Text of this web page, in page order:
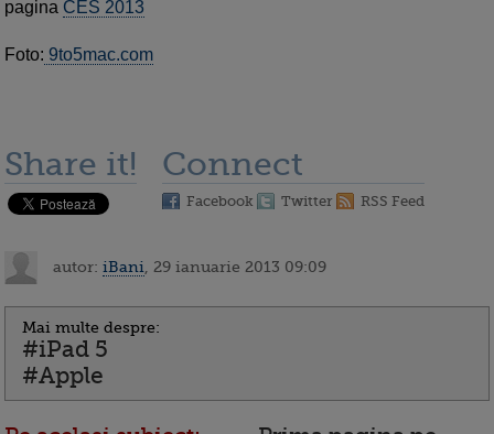
pagina CES 2013
Foto: 9to5mac.com
Share it! Connect
Facebook Twitter RSS Feed
autor: iBani , 29 ianuarie 2013 09:09
Mai multe despre:
#iPad 5
#Apple